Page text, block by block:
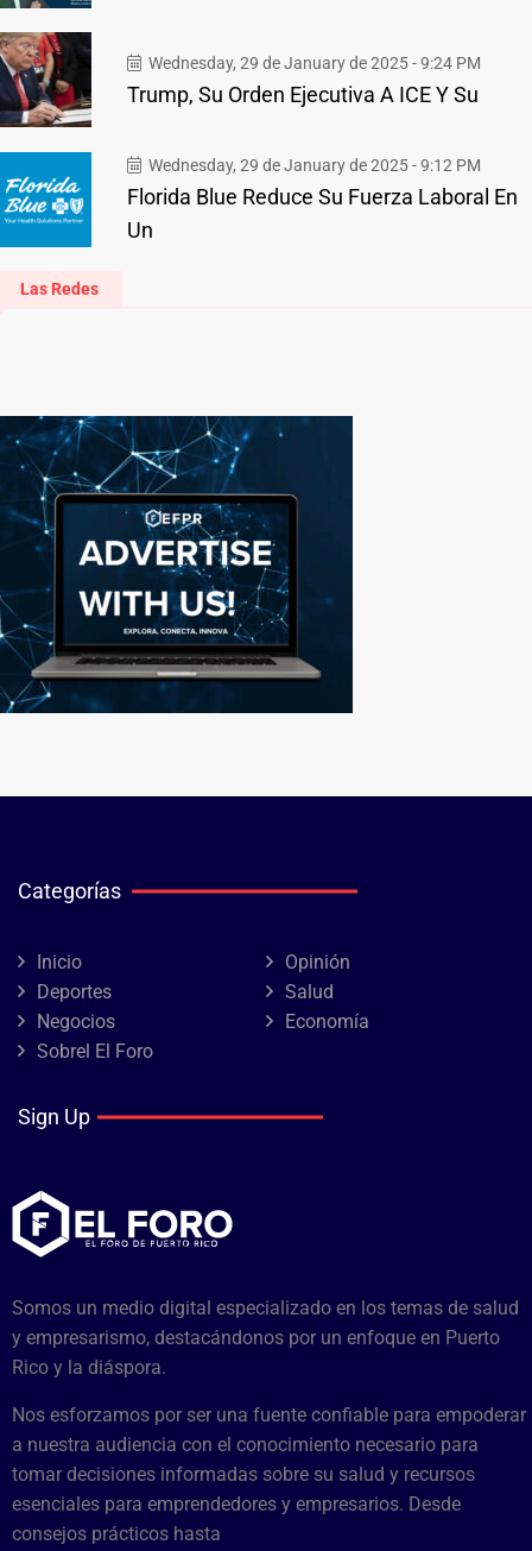
Wednesday, 29 de January de 2025 - 9:24 PM
Trump, Su Orden Ejecutiva A ICE Y Su
Wednesday, 29 de January de 2025 - 9:12 PM
Florida Blue Reduce Su Fuerza Laboral En
Un
Las Redes
Categorías
Inicio
Opinión
Deportes
Salud
Negocios
Economía
Sobrel El Foro
Sign Up
Somos un medio digital especializado en los temas de salud
y empresarismo, destacándonos por un enfoque en Puerto
Rico y la diáspora.
Nos esforzamos por ser una fuente confiable para empoderar
a nuestra audiencia con el conocimiento necesario para
tomar decisiones informadas sobre su salud y recursos
esenciales para emprendedores y empresarios. Desde
consejos prácticos hasta